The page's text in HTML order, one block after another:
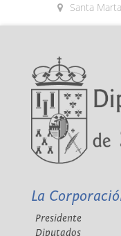
Santa
La
Presidente
Diputados